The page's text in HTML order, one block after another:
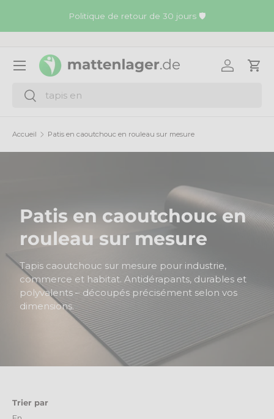
Aller au contenu
Politique de retour de 30 jours 🛡️
Recherche
Rechercher
Se
Menu
Accueil Patis en caoutchouc en rouleau sur mesure
Patis en caoutchouc en
rouleau sur mesure
Tapis caoutchouc sur mesure pour industrie,
commerce et habitat. Antidérapants, durables et
polyvalents – découpés précisément selon vos
dimensions.
Trier par